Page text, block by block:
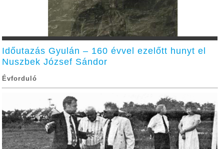
Időutazás Gyulán – 160 évvel ezelőtt hunyt el
Nuszbek József Sándor
Évforduló